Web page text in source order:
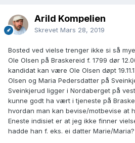
Arild Kompelien
Skrevet Mars 28, 2019
Bosted ved vielse trenger ikke si så
Ole Olsen på Braskereid f. 1799 dør
kandidat kan være Ole Olsen døpt
Olsen og Maria Pedersdatter på
Sveinkjerud ligger i Nordaberget på
kunne godt ha vært i tjeneste på
hvordan man kan bevise/motbevise at
Eneste indisiet er at jeg ikke finner
hadde han f. eks. ei datter Marie/Maria?